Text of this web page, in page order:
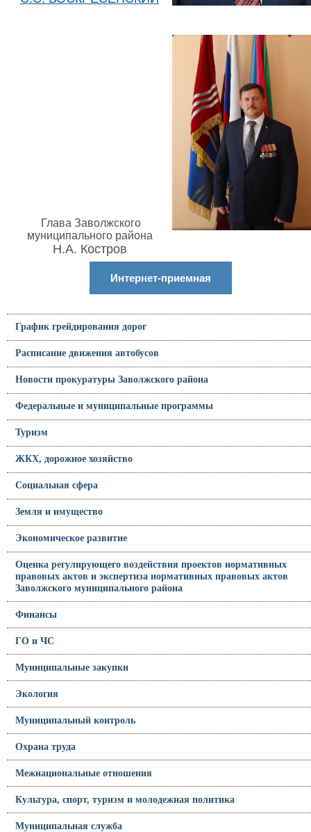
Глава Заволжского
муниципального района
Н.А. Костров
Интернет-приемная
График грейдирования дорог
Расписание движения автобусов
Новости прокуратуры Заволжского района
Федеральные и муниципальные программы
Туризм
ЖКХ, дорожное хозяйство
Социальная сфера
Земля и имущество
Экономическое развитие
Оценка регулирующего воздействия проектов нормативных
правовых актов и экспертиза нормативных правовых актов
Заволжского муниципального района
Финансы
ГО и ЧС
Муниципальные закупки
Экология
Муниципальный контроль
Охрана труда
Межнациональные отношения
Культура, спорт, туризм и молодежная политика
Муниципальная служба